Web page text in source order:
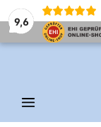
9,6